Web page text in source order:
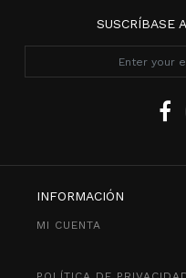
SUSCRÍBASE
INFORMACIÓN
MI CUENTA